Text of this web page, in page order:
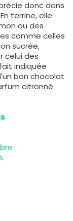
donc dans
terrine, elle
ou des
comme celles
sucrée,
celui des
indiquée
bon chocolat
citronné